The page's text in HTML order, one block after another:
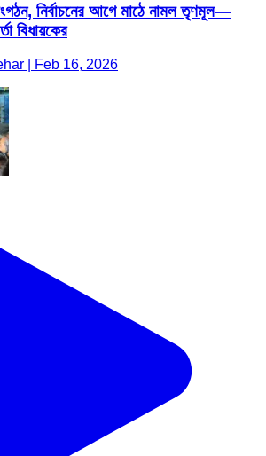
নির্বাচনের আগে মাঠে নামল তৃণমূল—
বিধায়কের
| Feb 16, 2026